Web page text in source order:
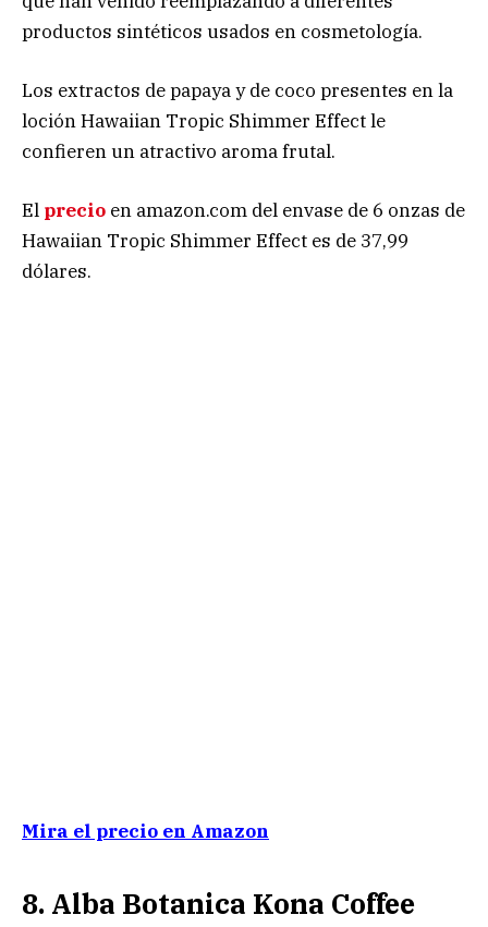
productos sintéticos usados en cosmetología.
Los extractos de papaya y de coco presentes en la
loción Hawaiian Tropic Shimmer Effect le
confieren un atractivo aroma frutal.
El precio en amazon.com del envase de 6 onzas de
Hawaiian Tropic Shimmer Effect es de 37,99
dólares.
Mira el precio en Amazon
8. Alba Botanica Kona Coffee